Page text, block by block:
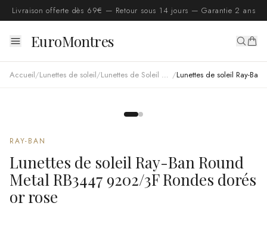
Livraison offerte dès 69€ — Retour sous 14 jours — Garantie 2 ans
EuroMontres
Accueil/Lunettes de soleil/ Lunettes de Soleil Ray Ban /
RAY-BAN
Lunettes de soleil Ray-Ban Round
Metal RB3447 9202/3F Rondes dorés
or rose